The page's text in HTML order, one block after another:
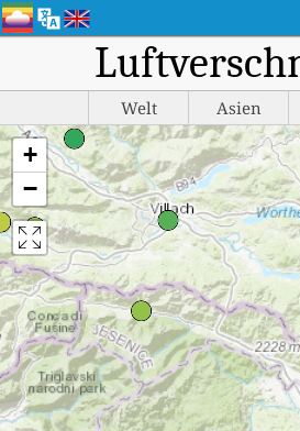
Welt Asien
+
−